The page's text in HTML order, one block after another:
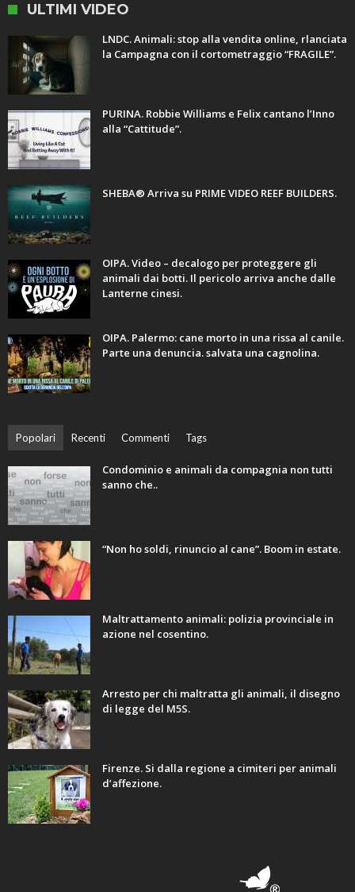
ULTIMI VIDEO
LNDC. Animali: stop alla vendita online, rlanciata
la Campagna con il cortometraggio “FRAGILE”.
PURINA. Robbie Williams e Felix cantano l’Inno
alla “Cattitude”.
SHEBA® Arriva su PRIME VIDEO REEF BUILDERS.
OIPA. Video – decalogo per proteggere gli
animali dai botti. Il pericolo arriva anche dalle
Lanterne cinesi.
OIPA. Palermo: cane morto in una rissa al canile.
Parte una denuncia. salvata una cagnolina.
Popolari Recenti Commenti Tags
Condominio e animali da compagnia non tutti
sanno che..
“Non ho soldi, rinuncio al cane”. Boom in estate.
Maltrattamento animali: polizia provinciale in
azione nel cosentino.
Arresto per chi maltratta gli animali, il disegno
di legge del M5S.
Firenze. Si dalla regione a cimiteri per animali
d’affezione.